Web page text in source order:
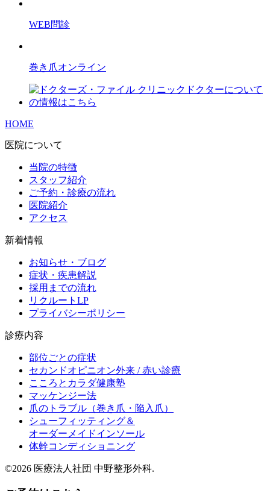
WEB問診
巻き爪オンライン
HOME
医院について
当院の特徴
スタッフ紹介
ご予約・診療の流れ
医院紹介
アクセス
新着情報
お知らせ・ブログ
症状・疾患解説
採用までの流れ
リクルートLP
プライバシーポリシー
診療内容
部位ごとの症状
セカンドオピニオン外来 / 赤い診療
こころとカラダ健康塾
マッケンジー法
爪のトラブル（巻き爪・陥入爪）
シューフィッティング＆
オーダーメイドインソール
体幹コンディショニング
©2026 医療法人社団 中野整形外科.